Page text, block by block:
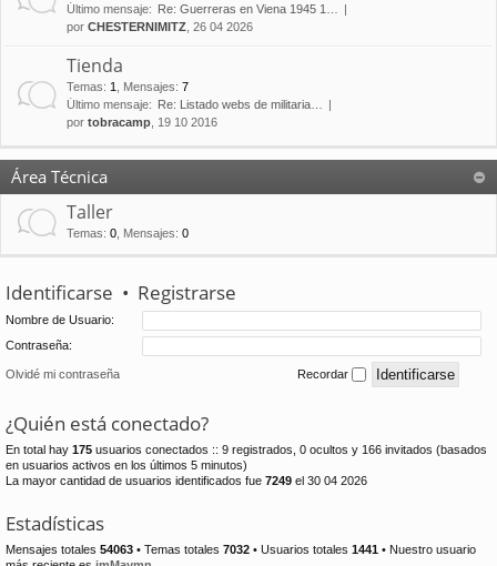
Último mensaje:
Re: Guerreras en Viena 1945 1…
por CHESTERNIMITZ , 26 04 2026
Tienda
Temas: 1 Mensajes: 7
Último mensaje:
Re: Listado webs de militaria…
por tobracamp , 19 10 2016
Área Técnica
Taller
Temas: 0 Mensajes: 0
Identificarse • Registrarse
Nombre de Usuario:
Contraseña:
Olvidé mi contraseña Recordar
¿Quién está conectado?
En total hay 175 usuarios conectados :: 9 registrados, 0 ocultos y 166 invitados (basados
en usuarios activos en los últimos 5 minutos)
La mayor cantidad de usuarios identificados fue 7249 el 30 04 2026
Estadísticas
Mensajes totales 54063 • Temas totales 7032 • Usuarios totales 1441 • Nuestro usuario